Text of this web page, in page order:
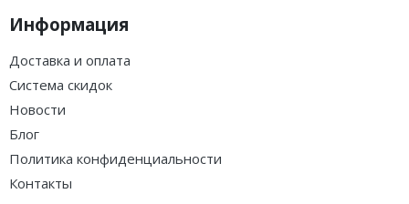
Информация
Доставка и оплата
Система скидок
Новости
Блог
Политика конфиденциальности
Контакты